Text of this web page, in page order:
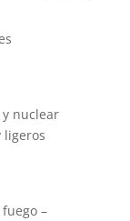
nuclear
ligeros
–